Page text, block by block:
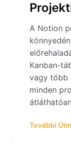
A Notion
Kanban-
vagy több
minden
További